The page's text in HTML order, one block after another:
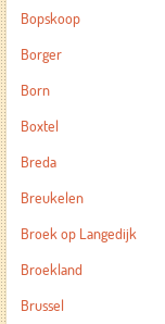
Bopskoop
Borger
Born
Boxtel
Breda
Breukelen
Broek op Langedijk
Broekland
Brussel